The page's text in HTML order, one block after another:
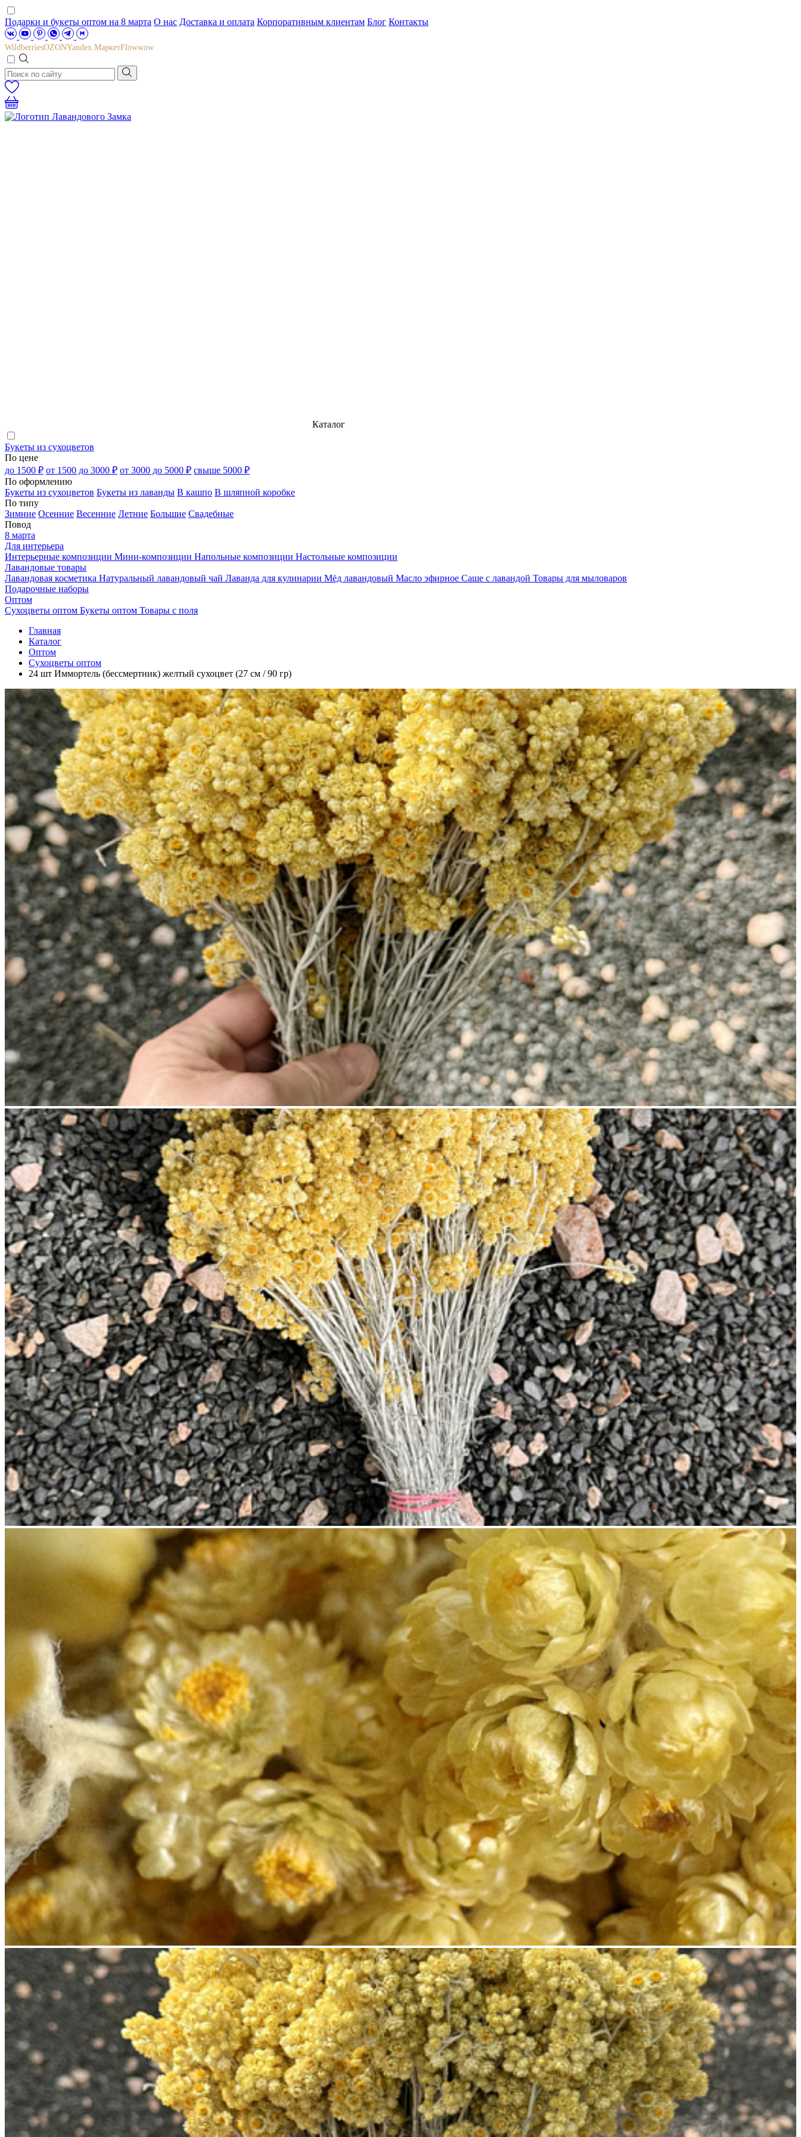
Подарки и букеты оптом на 8 марта О нас Доставка и оплата Корпоративным клиентам Блог Контакты
WildberriesOZONYandex.МаркетFlowwow
Каталог
Букеты из сухоцветов
По цене
до 1500 ₽ от 1500 до 3000 ₽ от 3000 до 5000 ₽ свыше 5000 ₽
По оформлению
Букеты из сухоцветов Букеты из лаванды В кашпо В шляпной коробке
По типу
Зимние Осенние Весенние Летние Большие Свадебные
Повод
8 марта
Для интерьера
Интерьерные композиции Мини-композиции Напольные композиции Настольные композиции
Лавандовые товары
Лавандовая косметика Натуральный лавандовый чай Лаванда для кулинарии Мёд лавандовый Масло эфирное Саше с лавандой Товары для мыловаров
Подарочные наборы
Оптом
Сухоцветы оптом Букеты оптом Товары с поля
Главная
Каталог
Оптом
Сухоцветы оптом
24 шт Иммортель (бессмертник) желтый сухоцвет (27 см / 90 гр)